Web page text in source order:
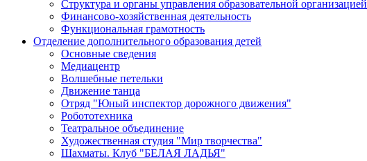
Структура и органы управления образовательной организацией
Финансово-хозяйственная деятельность
Функциональная грамотность
Отделение дополнительного образования детей
Основные сведения
Медиацентр
Волшебные петельки
Движение танца
Отряд "Юный инспектор дорожного движения"
Робототехника
Театральное объединение
Художественная студия "Мир творчества"
Шахматы. Клуб "БЕЛАЯ ЛАДЬЯ"